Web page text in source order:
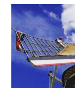
Molen
Hermien!